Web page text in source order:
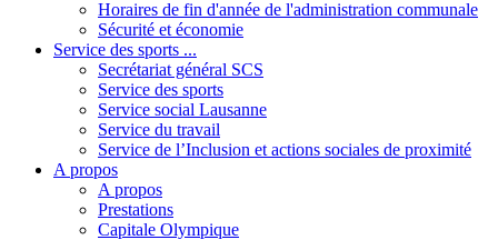
Horaires de fin d'année de l'administration communale
Sécurité et économie
Service des sports ...
Secrétariat général SCS
Service des sports
Service social Lausanne
Service du travail
Service de l’Inclusion et actions sociales de proximité
A propos
A propos
Prestations
Capitale Olympique